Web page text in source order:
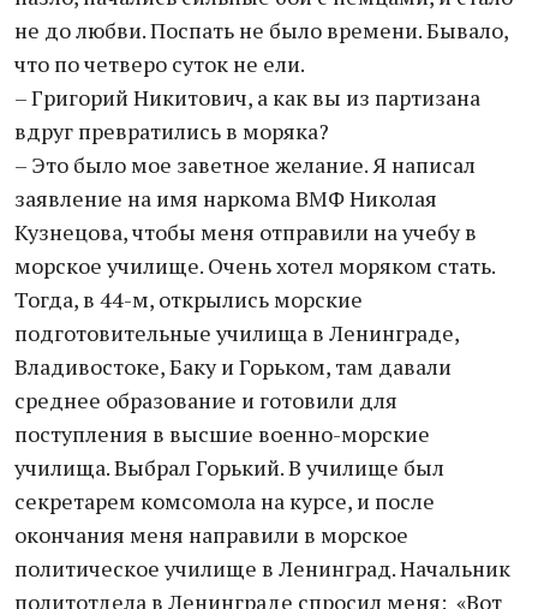
не до любви. Поспать не было времени. Бывало,
что по четверо суток не ели.
– Григорий Никитович, а как вы из партизана
вдруг превратились в моряка?
– Это было мое заветное желание. Я написал
заявление на имя наркома ВМФ Николая
Кузнецова, чтобы меня отправили на учебу в
морское училище. Очень хотел моряком стать.
Тогда, в 44-м, открылись морские
подготовительные училища в Ленинграде,
Владивостоке, Баку и Горьком, там давали
среднее образование и готовили для
поступления в высшие военно-морские
училища. Выбрал Горький. В училище был
секретарем комсомола на курсе, и после
окончания меня направили в морское
политическое училище в Ленинград. Начальник
политотдела в Ленинграде спросил меня: «Вот